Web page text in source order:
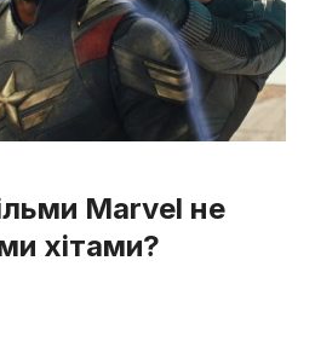
Marvel не
хітами?